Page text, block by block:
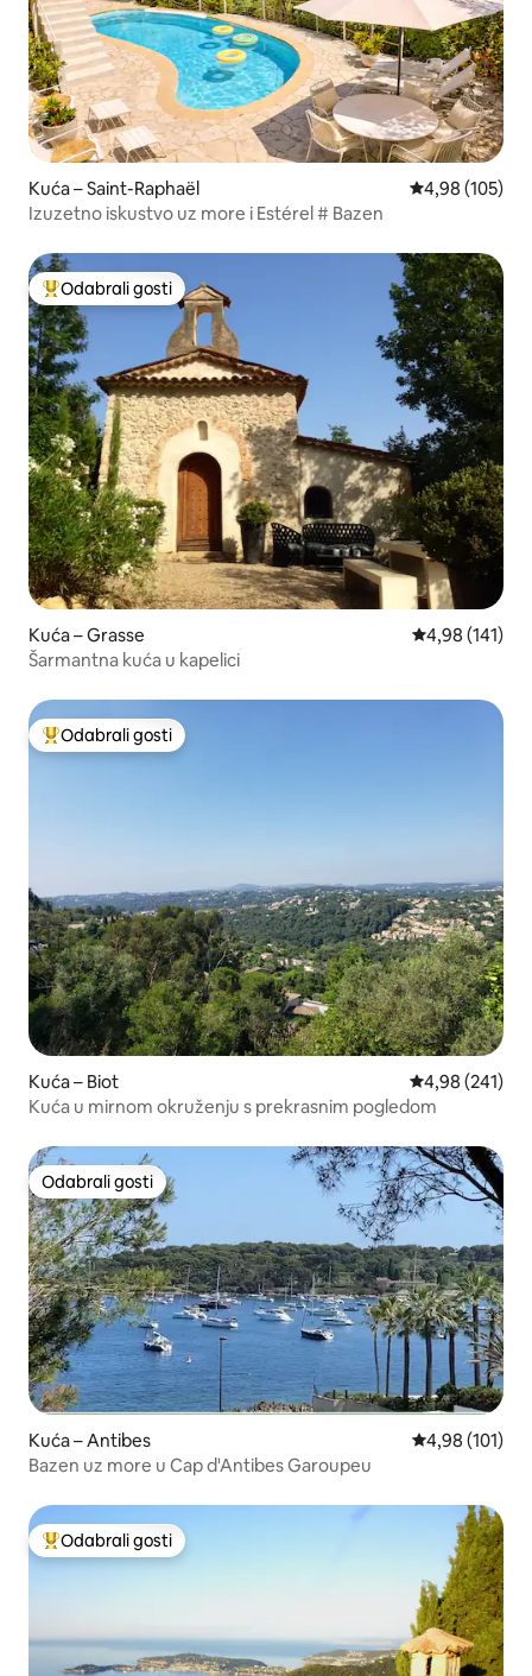
Kuća – Saint-Raphaël Prosječna
4,98 (105)
Izuzetno iskustvo uz more i Estérel # Bazen
Među najviše rangiranima s oznakom „Odabrali gosti”
Odabrali gosti
Kuća – Grasse Prosječna
4,98 (141)
Šarmantna kuća u kapelici
Među najviše rangiranima s oznakom „Odabrali gosti”
Odabrali gosti
Kuća – Biot Prosječna
4,98 (241)
Kuća u mirnom okruženju s prekrasnim pogledom
Odabrali gosti
Odabrali gosti
Kuća – Antibes Prosječna
4,98 (101)
Bazen uz more u Cap d'Antibes Garoupeu
Među najviše rangiranima s oznakom „Odabrali gosti”
Odabrali gosti